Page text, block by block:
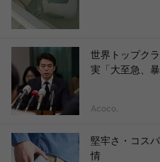
世界トップク
実「大至急、
Acoco.
堅牢さ・コス
情